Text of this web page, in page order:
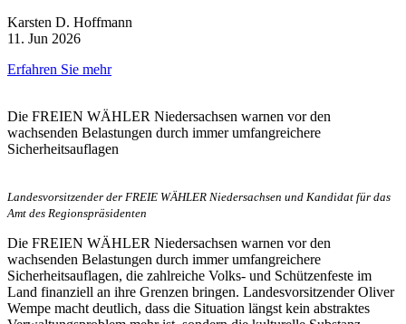
Karsten D. Hoffmann
11. Jun 2026
Erfahren Sie mehr
Die FREIEN WÄHLER Niedersachsen warnen vor den
wachsenden Belastungen durch immer umfangreichere
Sicherheitsauflagen
Landesvorsitzender der FREIE WÄHLER Niedersachsen und Kandidat für das
Amt des Regionspräsidenten
Die FREIEN WÄHLER Niedersachsen warnen vor den
wachsenden Belastungen durch immer umfangreichere
Sicherheitsauflagen, die zahlreiche Volks‑ und Schützenfeste im
Land finanziell an ihre Grenzen bringen. Landesvorsitzender Oliver
Wempe macht deutlich, dass die Situation längst kein abstraktes